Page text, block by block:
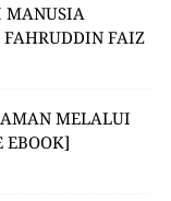
MANUSIA
FAIZ
MELALUI
EBOOK]